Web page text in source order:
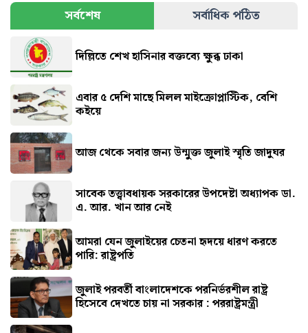
সর্বশেষ সর্বাধিক পঠিত
দিল্লিতে শেখ হাসিনার বক্তব্যে ক্ষুব্ধ ঢাকা
এবার ৫ দেশি মাছে মিলল মাইক্রোপ্লাস্টিক, বেশি
কইয়ে
আজ থেকে সবার জন্য উন্মুক্ত জুলাই স্মৃতি জাদুঘর
সাবেক তত্ত্বাবধায়ক সরকারের উপদেষ্টা অধ্যাপক ডা.
এ. আর. খান আর নেই
আমরা যেন জুলাইয়ের চেতনা হৃদয়ে ধারণ করতে
পারি: রাষ্ট্রপতি
জুলাই পরবর্তী বাংলাদেশকে পরনির্ভরশীল রাষ্ট্র
হিসেবে দেখতে চায় না সরকার : পররাষ্ট্রমন্ত্রী